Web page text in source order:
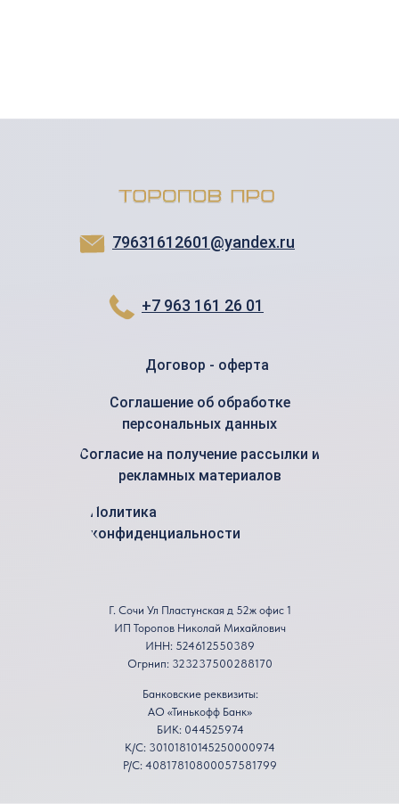
79631612601@yandex.ru
Договор - оферта
Соглашение об обработке
персональных данных
Согласие на получение рассылки и
рекламных материалов
Политика
конфиденциальности
+7 963 161 26 01
Г. Сочи Ул Пластунская д 52ж офис 1
ИП Торопов Николай Михайлович
ИНН: 524612550389
Огрнип: 323237500288170
Банковские реквизиты:
АО «Тинькофф Банк»
БИК: 044525974
К/С: 30101810145250000974
Р/С: 40817810800057581799